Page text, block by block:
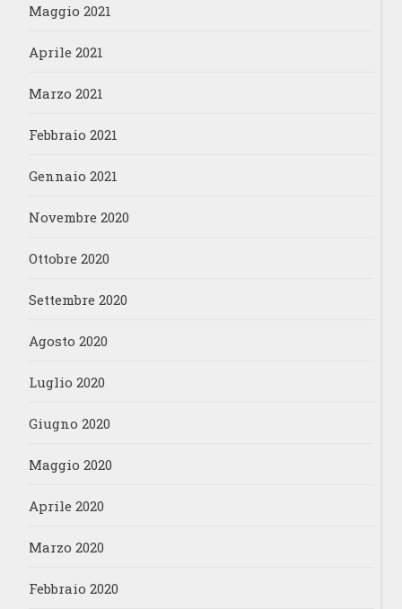
Maggio 2021
Aprile 2021
Marzo 2021
Febbraio 2021
Gennaio 2021
Novembre 2020
Ottobre 2020
Settembre 2020
Agosto 2020
Luglio 2020
Giugno 2020
Maggio 2020
Aprile 2020
Marzo 2020
Febbraio 2020